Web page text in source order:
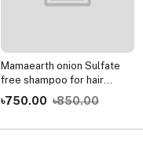
Mamaearth onion Sulfate
free shampoo for hair
growth & hair fall control
with onion oil & plant
৳750.00 ৳850.00